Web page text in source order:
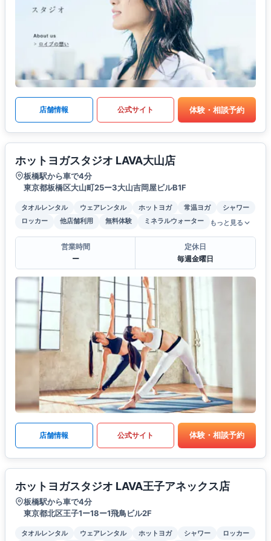
店舗情報 公式サイト 体験・相談予約
ホットヨガスタジオ LAVA大山店
板橋駅から車で4分
東京都板橋区大山町25ー3大山吉岡屋ビルB1F
タオルレンタル ウェアレンタル ホットヨガ 常温ヨガ
シャワー
ロッカー
他店舗利用 無料体験 ミネラルウォーター もっと見る
営業時間
ー
定休日
毎週金曜日
店舗情報 公式サイト 体験・相談予約
ホットヨガスタジオ LAVA王子アネックス店
板橋駅から車で4分
東京都北区王子1ー18ー1飛鳥ビル2F
タオルレンタル ウェアレンタル ホットヨガ シャワー
ロッカー